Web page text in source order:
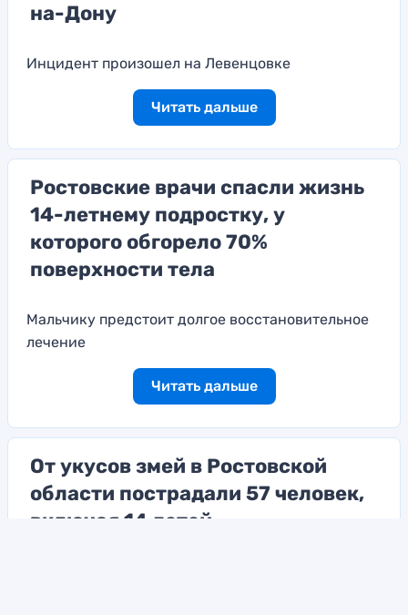
на-Дону
Инцидент произошел на Левенцовке
Читать дальше
Ростовские врачи спасли жизнь
14-летнему подростку, у
которого обгорело 70%
поверхности тела
Мальчику предстоит долгое восстановительное
лечение
Читать дальше
От укусов змей в Ростовской
области пострадали 57 человек,
включая 14 детей